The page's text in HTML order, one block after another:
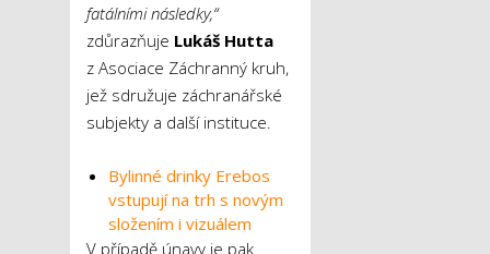
fatálními následky,“
zdůrazňuje Lukáš Hutta
z Asociace Záchranný kruh,
jež sdružuje záchranářské
subjekty a další instituce.
Bylinné drinky Erebos
vstupují na trh s novým
složením i vizuálem
V případě únavy je pak